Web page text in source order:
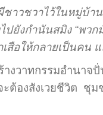
ชาวชวาไว้ในหมู่บ้าน
ไปยังกำนันสมิง “พ
เสือให้กลายเป็นคน
ร้างวาทกรรมอำน
ต้องสังเวยชีวิต ชุ